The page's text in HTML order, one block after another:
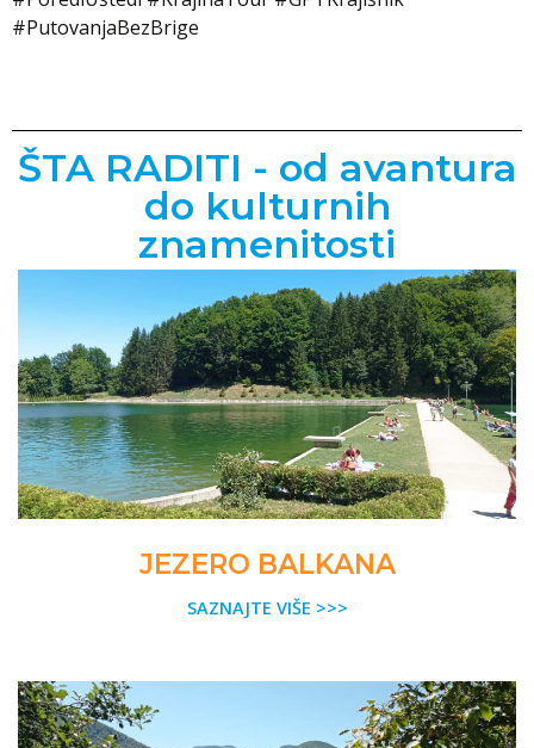
#PutovanjaBezBrige
ŠTA RADITI - od avantura
do kulturnih
znamenitosti
JEZERO BALKANA
SAZNAJTE VIŠE >>>